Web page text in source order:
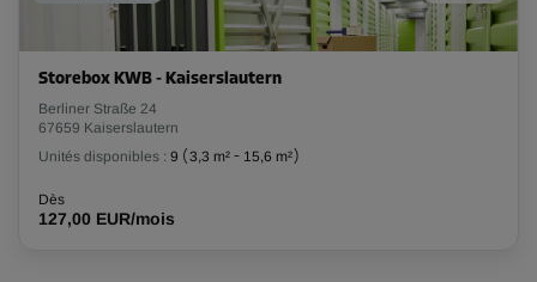
Storebox KWB - Kaiserslautern
Berliner Straße 24
67659 Kaiserslautern
Unités disponibles : 9 (3,3 m² - 15,6 m²)
Dès
127,00 EUR/mois